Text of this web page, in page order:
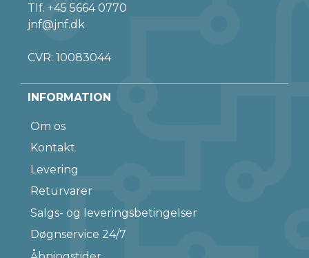
Tlf. +45 5664 0770
jnf@jnf.dk
CVR: 10083044
INFORMATION
Om os
Kontakt
Levering
Returvarer
Salgs- og leveringsbetingelser
Døgnservice 24/7